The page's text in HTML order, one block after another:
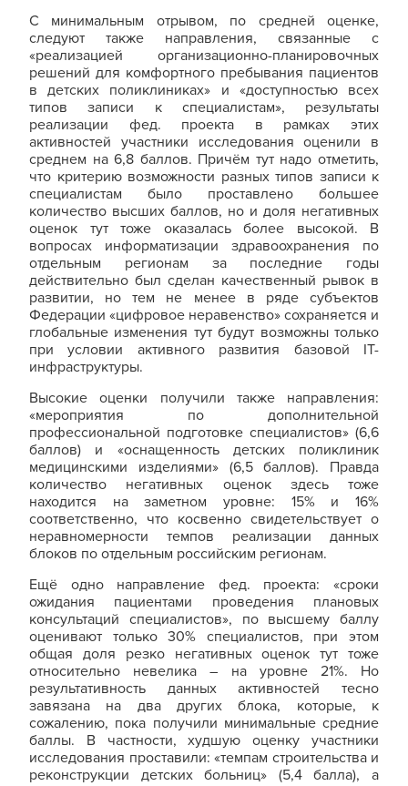
С минимальным отрывом, по средней оценке,
следуют также направления, связанные с
«реализацией организационно-планировочных
решений для комфортного пребывания пациентов
в детских поликлиниках» и «доступностью всех
типов записи к специалистам», результаты
реализации фед. проекта в рамках этих
активностей участники исследования оценили в
среднем на 6,8 баллов. Причём тут надо отметить,
что критерию возможности разных типов записи к
специалистам было проставлено большее
количество высших баллов, но и доля негативных
оценок тут тоже оказалась более высокой. В
вопросах информатизации здравоохранения по
отдельным регионам за последние годы
действительно был сделан качественный рывок в
развитии, но тем не менее в ряде субъектов
Федерации «цифровое неравенство» сохраняется и
глобальные изменения тут будут возможны только
при условии активного развития базовой IT-
инфраструктуры.
Высокие оценки получили также направления:
«мероприятия по дополнительной
профессиональной подготовке специалистов» (6,6
баллов) и «оснащенность детских поликлиник
медицинскими изделиями» (6,5 баллов). Правда
количество негативных оценок здесь тоже
находится на заметном уровне: 15% и 16%
соответственно, что косвенно свидетельствует о
неравномерности темпов реализации данных
блоков по отдельным российским регионам.
Ещё одно направление фед. проекта: «сроки
ожидания пациентами проведения плановых
консультаций специалистов», по высшему баллу
оценивают только 30% специалистов, при этом
общая доля резко негативных оценок тут тоже
относительно невелика – на уровне 21%. Но
результативность данных активностей тесно
завязана на два других блока, которые, к
сожалению, пока получили минимальные средние
баллы. В частности, худшую оценку участники
исследования проставили: «темпам строительства и
реконструкции детских больниц» (5,4 балла), а